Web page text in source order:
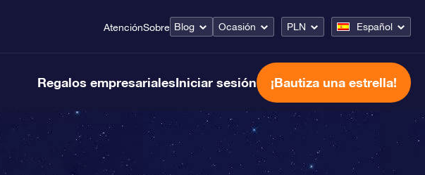
AtenciónSobre Blog Ocasión PLN Español
Regalos empresarialesIniciar sesión ¡Bautiza una estrella!